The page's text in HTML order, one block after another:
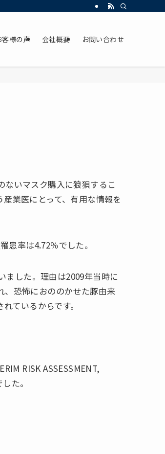
客様の声 会社概要 お問い合わせ
ないマスク購入に狼狽するこ
業医にとって、有用な情報を
患率は4.72％でした。
した。理由は2009年当時に
、恐怖におののかせた豚由来
ているからです。
RISK ASSESSMENT,
た。